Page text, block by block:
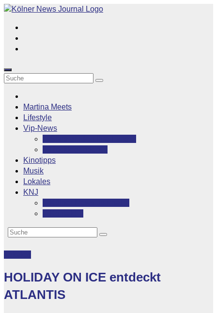
Zum
springen
Martina Meets
Lifestyle
Vip-News
Kinotipps
Musik
Lokales
KNJ
HOLIDAY ON ICE entdeckt
ATLANTIS